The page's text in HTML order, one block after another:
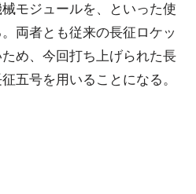
モジュールを、といった使
両者とも従来の長征ロケッ
め、今回打ち上げられた長
五号を用いることになる。